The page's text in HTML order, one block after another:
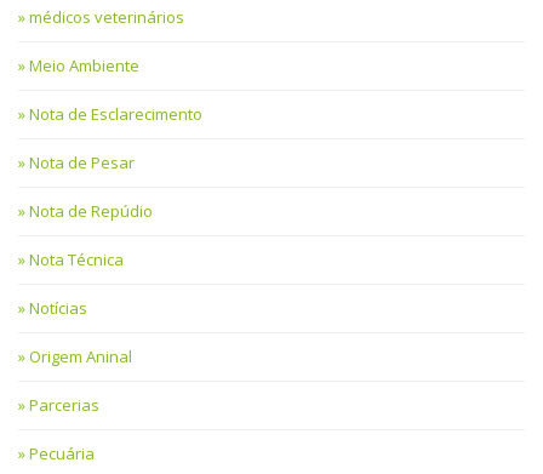
médicos veterinários
Meio Ambiente
Nota de Esclarecimento
Nota de Pesar
Nota de Repúdio
Nota Técnica
Notícias
Origem Aninal
Parcerias
Pecuária